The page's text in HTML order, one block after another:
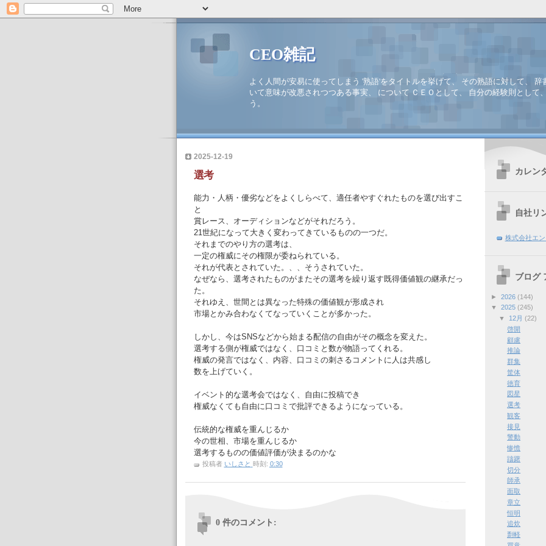
CEO雑記
よく人間が安易に使ってしまう '熟語'をタイトルを挙げて、 その熟語に対して、 辞
いて意味が改悪されつつある事実、 について ＣＥＯとして、 自分の経験則として
う。
2025-12-19
選考
能力・人柄・優劣などをよくしらべて、適任者やすぐれたものを選び出すこ
と
賞レース、オーディションなどがそれだろう。
21世紀になって大きく変わってきているものの一つだ。
それまでのやり方の選考は、
一定の権威にその権限が委ねられている。
それが代表とされていた。、、そうされていた。
なぜなら、選考されたものがまたその選考を繰り返す既得価値観の継承だっ
た。
それゆえ、世間とは異なった特殊の価値観が形成され
市場とかみ合わなくてなっていくことが多かった。
しかし、今はSNSなどから始まる配信の自由がその概念を変えた。
選考する側が権威ではなく、口コミと数が物語ってくれる。
権威の発言ではなく、内容、口コミの刺さるコメントに人は共感し
数を上げていく。
イベント的な選考会ではなく、自由に投稿でき
権威なくても自由に口コミで批評できるようになっている。
伝統的な権威を重んじるか
今の世相、市場を重んじるか
選考するものの価値評価が決まるのかな
投稿者 いしさと 時刻: 0:30
0 件のコメント:
カレン
自社リ
株式会社エン
ブログ
► 2026 (144)
▼ 2025 (245)
▼
12月 (22)
啓開
顧慮
推論
群集
筐体
徳育
図星
選考
観客
接見
警動
惨憺
躊躇
切分
師承
面取
章立
恒明
追炊
剽軽